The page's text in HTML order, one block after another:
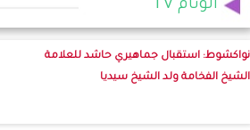
الوئام TV
نواكشوط: استقبال جماهيري حاشد للعلامة
الشيخ الفخامة ولد الشيخ سيديا